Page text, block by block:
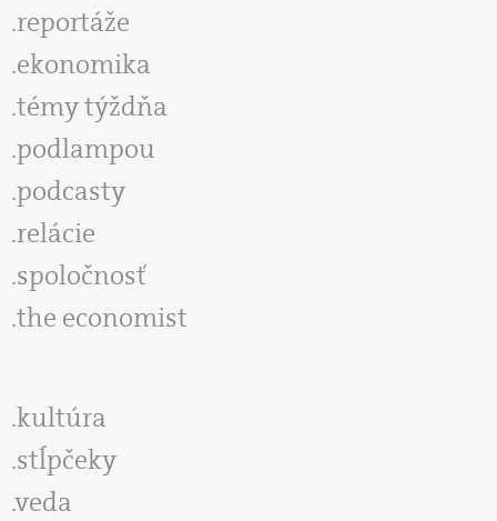
reportáže
ekonomika
témy týždňa
podlampou
podcasty
relácie
spoločnosť
the economist
kultúra
stĺpčeky
veda